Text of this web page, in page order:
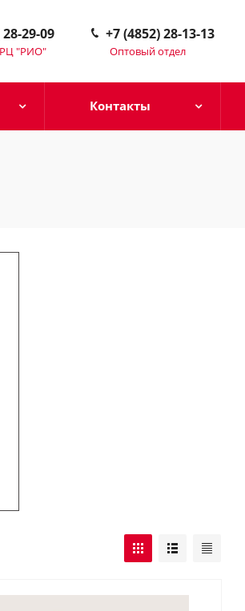
+7 (4852) 28-13-13
Оптовый отдел
29-09
"РИО"
Контакты